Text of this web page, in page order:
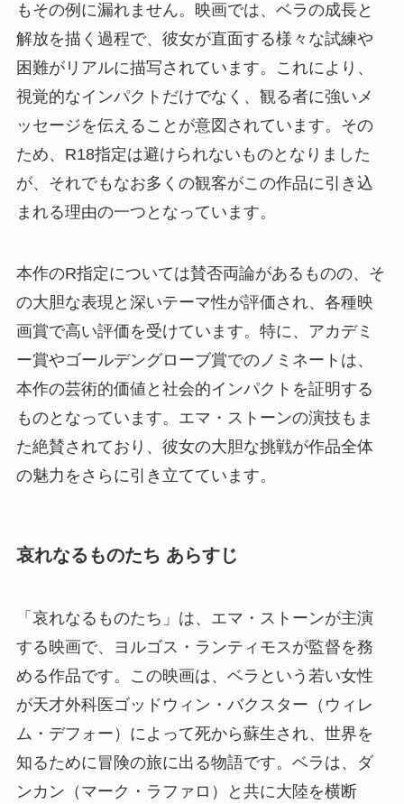
もその例に漏れません。映画では、ベラの成長と
解放を描く過程で、彼女が直面する様々な試練や
困難がリアルに描写されています。これにより、
視覚的なインパクトだけでなく、観る者に強いメ
ッセージを伝えることが意図されています。その
ため、R18指定は避けられないものとなりました
が、それでもなお多くの観客がこの作品に引き込
まれる理由の一つとなっています​​。
本作のR指定については賛否両論があるものの、そ
の大胆な表現と深いテーマ性が評価され、各種映
画賞で高い評価を受けています。特に、アカデミ
ー賞やゴールデングローブ賞でのノミネートは、
本作の芸術的価値と社会的インパクトを証明する
ものとなっています。エマ・ストーンの演技もま
た絶賛されており、彼女の大胆な挑戦が作品全体
の魅力をさらに引き立てています​​​​。
哀れなるものたち あらすじ
「哀れなるものたち」は、エマ・ストーンが主演
する映画で、ヨルゴス・ランティモスが監督を務
める作品です。この映画は、ベラという若い女性
が天才外科医ゴッドウィン・バクスター（ウィレ
ム・デフォー）によって死から蘇生され、世界を
知るために冒険の旅に出る物語です。ベラは、ダ
ンカン（マーク・ラファロ）と共に大陸を横断